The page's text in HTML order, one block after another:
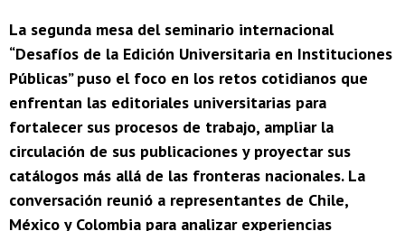
La segunda mesa del seminario internacional
“Desafíos de la Edición Universitaria en Instituciones
Públicas” puso el foco en los retos cotidianos que
enfrentan las editoriales universitarias para
fortalecer sus procesos de trabajo, ampliar la
circulación de sus publicaciones y proyectar sus
catálogos más allá de las fronteras nacionales. La
conversación reunió a representantes de Chile,
México y Colombia para analizar experiencias